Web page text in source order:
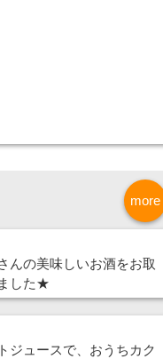
more
んの美味しいお酒をお取
した★
ジュースで、おうちカク